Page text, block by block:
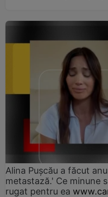
Alina Pușcău a făcut
metastază.' Ce minune
rugat pentru ea